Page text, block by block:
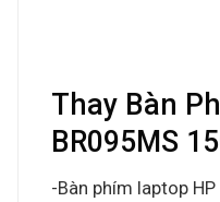
Thay Bàn
BR095MS
-Bàn phím laptop